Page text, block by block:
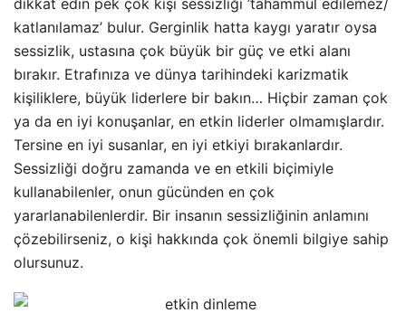
dikkat edin pek çok kişi sessizliği ’tahammül edilemez/
katlanılamaz’ bulur. Gerginlik hatta kaygı yaratır oysa
sessizlik, ustasına çok büyük bir güç ve etki alanı
bırakır. Etrafınıza ve dünya tarihindeki karizmatik
kişiliklere, büyük liderlere bir bakın… Hiçbir zaman çok
ya da en iyi konuşanlar, en etkin liderler olmamışlardır.
Tersine en iyi susanlar, en iyi etkiyi bırakanlardır.
Sessizliği doğru zamanda ve en etkili biçimiyle
kullanabilenler, onun gücünden en çok
yararlanabilenlerdir. Bir insanın sessizliğinin anlamını
çözebilirseniz, o kişi hakkında çok önemli bilgiye sahip
olursunuz.